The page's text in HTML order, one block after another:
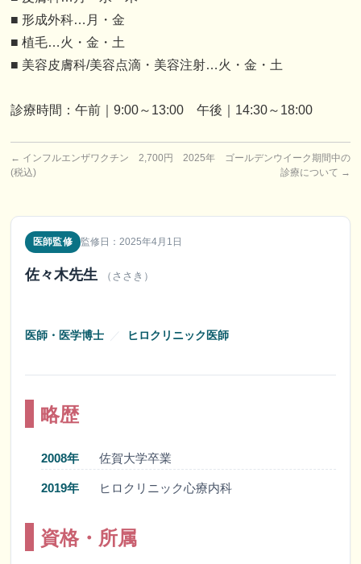
■ 形成外科…月・金
■ 植毛…火・金・土
■ 美容皮膚科/美容点滴・美容注射…火・金・土
診療時間：午前｜9:00～13:00 午後｜14:30～18:00
← インフルエンザワクチン 2,700円
(税込)
2025年 ゴールデンウイーク期間中の
診療について →
医師監修 監修日：2025年4月1日
佐々木先生 （ささき）
医師・医学博士 ／ ヒロクリニック医師
略歴
2008年 佐賀大学卒業
2019年 ヒロクリニック心療内科
資格・所属